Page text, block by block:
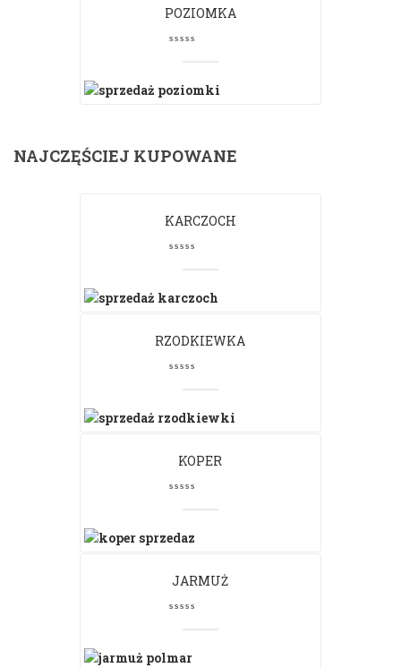
POZIOMKA
NAJCZĘŚCIEJ KUPOWANE
KARCZOCH
RZODKIEWKA
KOPER
JARMUŻ